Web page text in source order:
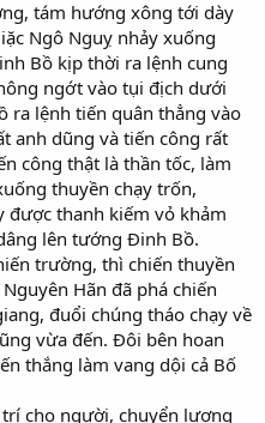
tám hướng xông tới dày
Ngô Nguỵ nhảy xuống
Bồ kịp thời ra lệnh cung
ngớt vào tụi địch dưới
ra lệnh tiến quân thẳng vào
anh dũng và tiến công rất
công thật là thần tốc, làm
thuyền chạy trốn,
được thanh kiếm vỏ khảm
lên tướng Đinh Bồ.
trường, thì chiến thuyền
Hãn đã phá chiến
đuổi chúng tháo chạy về
vừa đến. Đôi bên hoan
thắng làm vang dội cả Bố
cho người, chuyển lương